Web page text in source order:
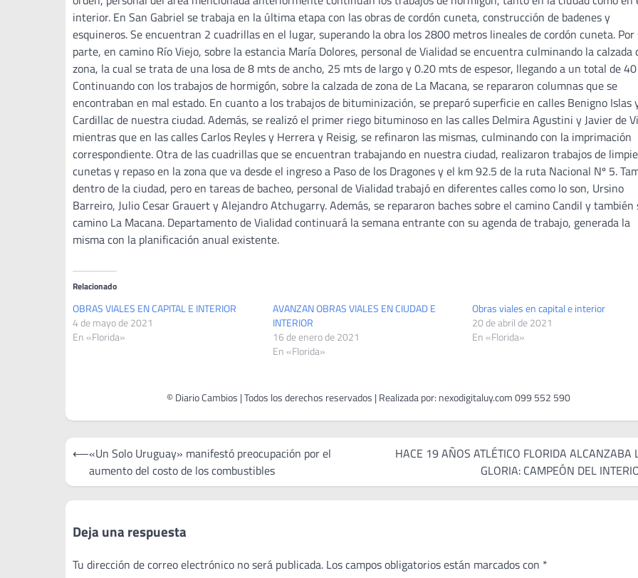
interior. En San Gabriel se trabaja en la última etapa con las obras de cordón cuneta, construcción de badenes y
esquineros. Se encuentran 2 cuadrillas en el lugar, superando la obra los 2800 metros lineales de cordón cuneta. Por
parte, en camino Río Viejo, sobre la estancia María Dolores, personal de Vialidad se encuentra culminando la calzada
zona, la cual se trata de una losa de 8 mts de ancho, 25 mts de largo y 0.20 mts de espesor, llegando a un total de
Continuando con los trabajos de hormigón, sobre la calzada de zona de La Macana, se repararon columnas que se
encontraban en mal estado. En cuanto a los trabajos de bituminización, se preparó superficie en calles Benigno Islas
Cardillac de nuestra ciudad. Además, se realizó el primer riego bituminoso en las calles Delmira Agustini y Javier de
mientras que en las calles Carlos Reyles y Herrera y Reisig, se refinaron las mismas, culminando con la imprimación
correspondiente. Otra de las cuadrillas que se encuentran trabajando en nuestra ciudad, realizaron trabajos de
cunetas y repaso en la zona que va desde el ingreso a Paso de los Dragones y el km 92.5 de la ruta Nacional Nº 5.
dentro de la ciudad, pero en tareas de bacheo, personal de Vialidad trabajó en diferentes calles como lo son, Ursino
Barreiro, Julio Cesar Grauert y Alejandro Atchugarry. Además, se repararon baches sobre el camino Candil y también
camino La Macana. Departamento de Vialidad continuará la semana entrante con su agenda de trabajo, generada la
misma con la planificación anual existente.
Relacionado
OBRAS VIALES EN CAPITAL E INTERIOR
4 de mayo de 2021
En «Florida»
AVANZAN OBRAS VIALES EN CIUDAD E
INTERIOR
16 de enero de 2021
En «Florida»
Obras viales en capital e interior
20 de abril de 2021
En «Florida»
Navegación
entradas
⟵«Un Solo Uruguay» manifestó preocupación por el
aumento del costo de los combustibles
HACE 19 AÑOS ATLÉTICO FLORIDA ALCANZABA
GLORIA: CAMPEÓN DEL
Deja una respuesta
Tu dirección de correo electrónico no será publicada. Los campos obligatorios están marcados con *